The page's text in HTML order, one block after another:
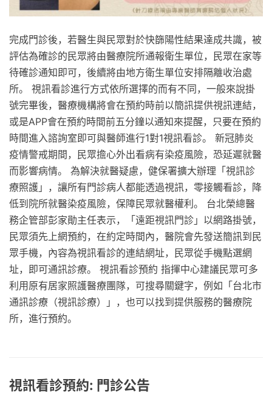
完成門診後，若醫生與民眾對於快篩陽性結果達成共識，被
評估為確診的民眾將由醫療院所通報衛生單位，民眾在家等
待確診通知即可，後續將由地方衛生單位安排隔離收治處
所。 視訊看診進行方式依所選擇的而有不同，一般來說掛
號完畢後，醫療機構將會在預約時前以簡訊提供視訊連結，
或是APP會在預約時間前五分鐘以通知來提醒，只要在預約
時間進入諮詢室即可與醫師進行1對1視訊看診。 新冠肺炎
疫情警戒期間，民眾擔心外出看病有染疫風險，恐延遲就醫
而影響病情。 為解決就醫疑慮，健保署擴大辦理「視訊診
療照護」，讓所有門診病人都能透過視訊，零接觸看診，降
低到院所就醫染疫風險，保障民眾就醫權利。 台北榮總醫
務企管部彭家勛主任表示，「遠距視訊門診」以網路掛號，
民眾須先上網預約，在約定時間內，醫院會先發送簡訊到民
眾手機，內容為視訊看診的連結網址，民眾從手機點選網
址，即可通訊診療。 視訊看診預約 指揮中心建議民眾可多
利用原有居家照護醫療團隊，可搜尋關鍵字，例如「台北市
通訊診療（視訊診療）」，也可以找到提供服務的醫療院
所，進行預約。
視訊看診預約: 門診公告